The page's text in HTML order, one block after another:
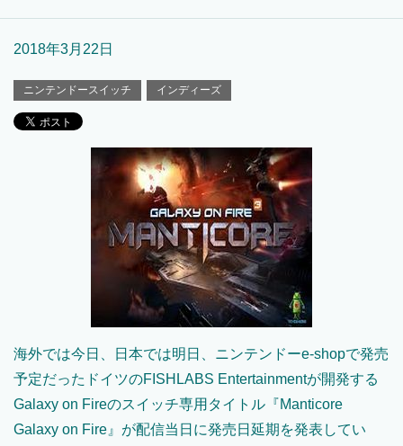
2018年3月22日
ニンテンドースイッチ インディーズ
海外では今日、日本では明日、ニンテンドーe-shopで発売
予定だったドイツのFISHLABS Entertainmentが開発する
Galaxy on Fireのスイッチ専用タイトル『Manticore
Galaxy on Fire』が配信当日に発売日延期を発表してい